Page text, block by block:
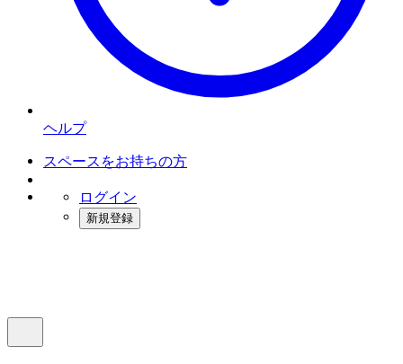
ヘルプ
スペースをお持ちの方
ログイン
新規登録